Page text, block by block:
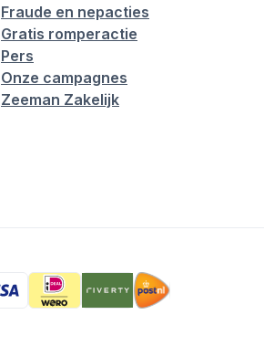
Fraude en nepacties
Gratis romperactie
Pers
Onze campagnes
Zeeman Zakelijk